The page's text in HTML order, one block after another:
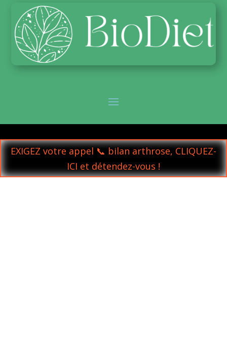
EXIGEZ votre appel 📞 bilan arthrose, CLIQUEZ-
ICI et détendez-vous !